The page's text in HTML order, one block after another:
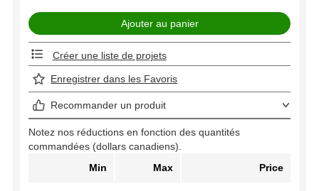
Créer une liste de projets
Enregistrer dans les Favoris
Recommander un produit
Notez nos réductions en fonction des quantités
commandées (dollars canadiens).
Min
Max Price